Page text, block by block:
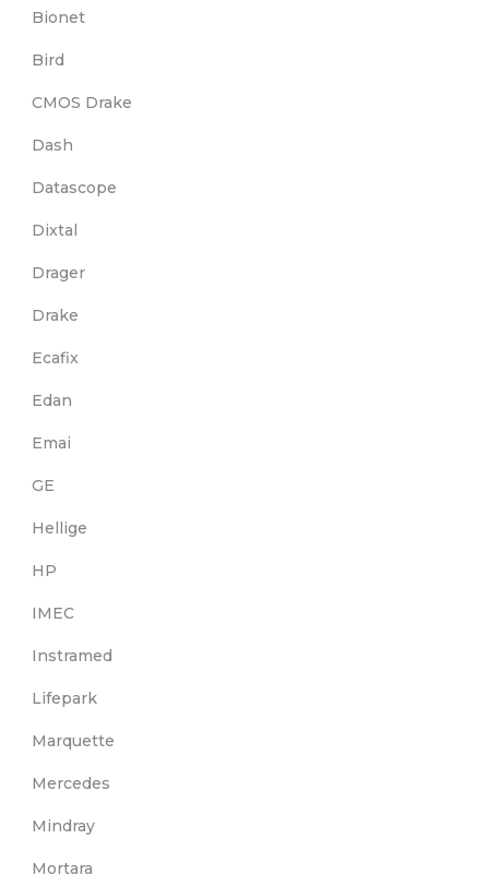
Bionet
Bird
CMOS Drake
Dash
Datascope
Dixtal
Drager
Drake
Ecafix
Edan
Emai
GE
Hellige
HP
IMEC
Instramed
Lifepark
Marquette
Mercedes
Mindray
Mortara